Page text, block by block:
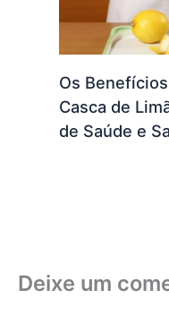
Os
Casca de
de Saúde e
Deixe um